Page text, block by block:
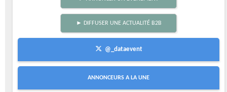
► DIFFUSER UNE ACTUALITÉ B2B
@_dataevent
ANNONCEURS A LA UNE